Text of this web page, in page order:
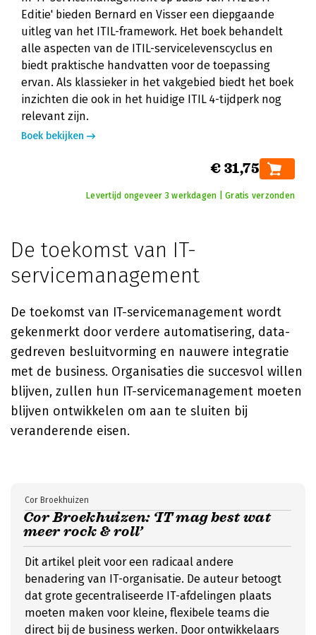
Editie' bieden Bernard en Visser een diepgaande
uitleg van het ITIL-framework. Het boek behandelt
alle aspecten van de ITIL-servicelevenscyclus en
biedt praktische handvatten voor de toepassing
ervan. Als klassieker in het vakgebied biedt het boek
inzichten die ook in het huidige ITIL 4-tijdperk nog
relevant zijn.
Boek bekijken
€ 31,75
Levertijd ongeveer 3 werkdagen | Gratis verzonden
De toekomst van IT-
servicemanagement
De toekomst van IT-servicemanagement wordt
gekenmerkt door verdere automatisering, data-
gedreven besluitvorming en nauwere integratie
met de business. Organisaties die succesvol willen
blijven, zullen hun IT-servicemanagement moeten
blijven ontwikkelen om aan te sluiten bij
veranderende eisen.
Cor Broekhuizen: ‘IT mag best wat
meer rock & roll’
Cor Broekhuizen
Dit artikel pleit voor een radicaal andere
benadering van IT-organisatie. De auteur betoogt
dat grote gecentraliseerde IT-afdelingen plaats
moeten maken voor kleine, flexibele teams die
direct bij de business werken. Door ontwikkelaars